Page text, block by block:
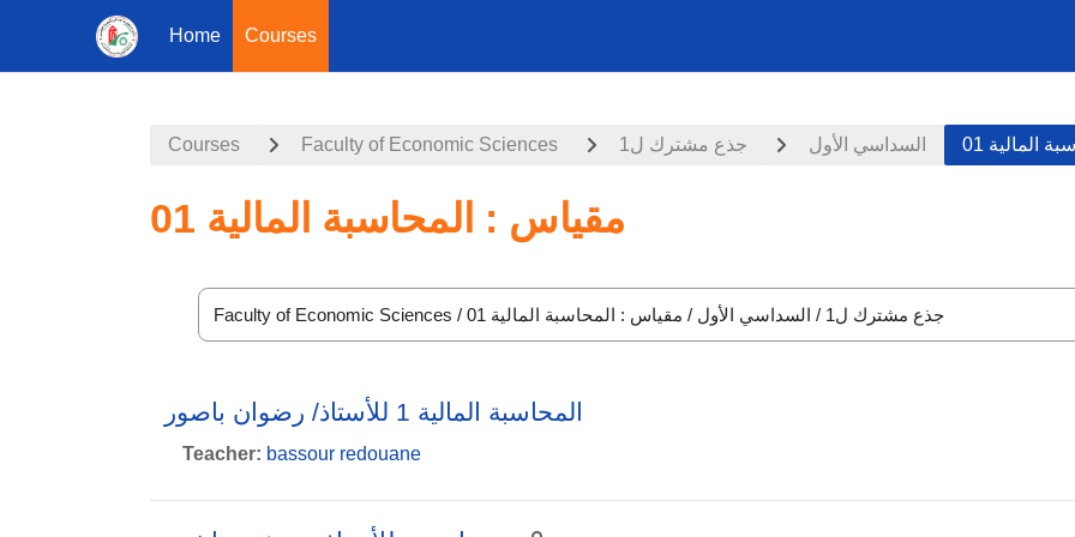
Home Courses
Courses Faculty of Economic Sciences جذع مشترك ل1 السداسي الأول المالية 01
مقياس : المحاسبة المالية 01
Course categories
المحاسبة المالية 1 للأستاذ/ رضوان باصور
Teacher: bassour redouane